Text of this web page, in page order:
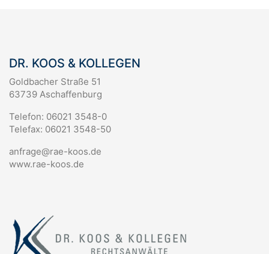
DR. KOOS & KOLLEGEN
Goldbacher Straße 51
63739 Aschaffenburg
Telefon: 06021 3548-0
Telefax: 06021 3548-50
anfrage@rae-koos.de
www.rae-koos.de